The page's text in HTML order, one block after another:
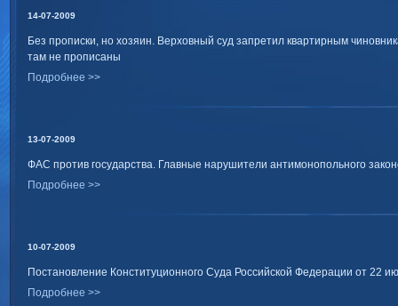
14-07-2009
Без прописки, но хозяин. Верховный суд запретил квартирным
там не прописаны
Подробнее >>
13-07-2009
ФАС против государства. Главные нарушители антимонопольного
Подробнее >>
10-07-2009
Постановление Конституционного Суда Российской Федерации от 22
Подробнее >>